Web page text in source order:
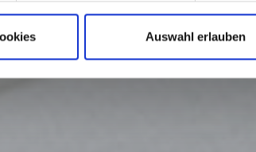
Auswahl erlauben